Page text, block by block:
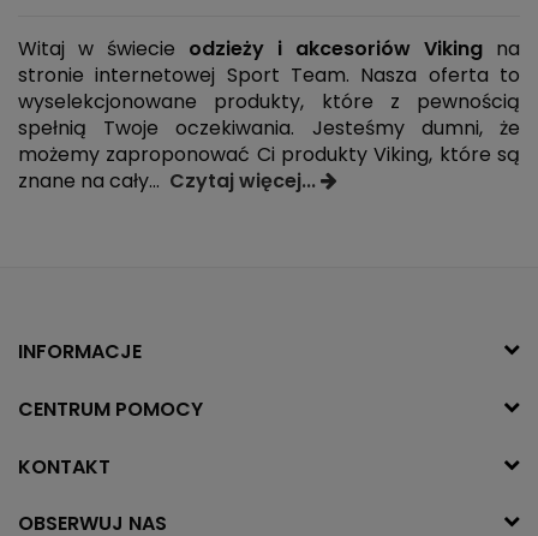
Witaj w świecie odzieży i akcesoriów Viking na
stronie internetowej Sport Team. Nasza oferta to
wyselekcjonowane produkty, które z pewnością
spełnią Twoje oczekiwania. Jesteśmy dumni, że
możemy zaproponować Ci produkty Viking, które są
znane na cały... Czytaj więcej...
INFORMACJE
CENTRUM POMOCY
KONTAKT
OBSERWUJ NAS